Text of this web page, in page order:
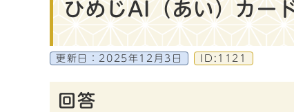
ひめじAI（あい）カー
更新日： 2025年12月3日 ID:1121
回答